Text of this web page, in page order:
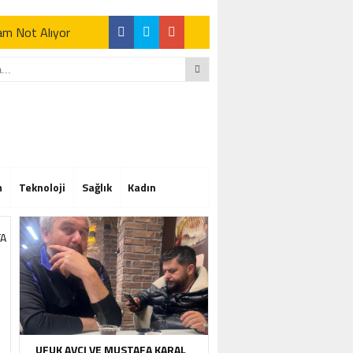
Not Alıyor
Not Alıyor
Teknoloji Sağlık Kadın
UFUK AVCI VE MUSTAFA KARAL